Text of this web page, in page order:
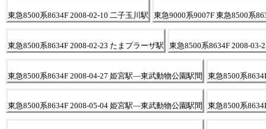
東急8500系8634F 2008-02-10 二子玉川駅 東急9000系9007F 東急8500系
東急8500系8634F 2008-02-23 たまプラーザ駅 東急8500系8634F 2008-03-
東急8500系8634F 2008-04-27 姫宮駅―東武動物公園駅間 東急8500系
東急8500系8634F 2008-05-04 姫宮駅―東武動物公園駅間 東急8500系